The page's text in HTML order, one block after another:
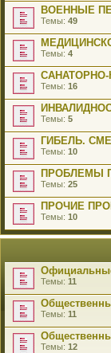
ВОЕННЫЕ
Темы: 49
Темы: 4
Темы: 16
Темы: 5
ГИБЕЛЬ.
Темы: 10
ПРОБЛЕМЫ
Темы: 25
ПРОЧИЕ
Темы: 10
Темы: 11
Темы: 11
Темы: 12